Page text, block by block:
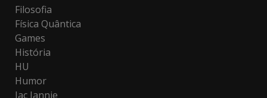
Filosofia
Física Quântica
Games
História
HU
Humor
Jac Jannie